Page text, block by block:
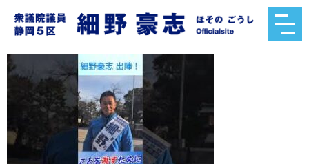
mqdefault.jpg
2026.01.27